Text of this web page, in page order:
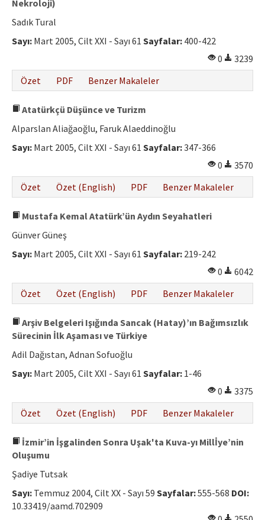
Nekroloji)
Sadık Tural
Sayı: Mart 2005, Cilt XXI - Sayı 61 Sayfalar: 400-422
0
3239
Özet
PDF Benzer Makaleler
Atatürkçü Düşünce ve Turizm
Alparslan Aliağaoğlu, Faruk Alaeddinoğlu
Sayı: Mart 2005, Cilt XXI - Sayı 61 Sayfalar:347-366
0
3570
Özet
Özet (English) PDF Benzer Makaleler
Mustafa Kemal Atatürk’ün Aydın Seyahatleri
Günver Güneş
Sayı: Mart 2005, Cilt XXI - Sayı 61 Sayfalar: 219-242
0
6042
Özet
Özet (English) PDF Benzer Makaleler
Arşiv Belgeleri Işığında Sancak (Hatay)’ın Bağımsızlık
Sürecinin İlk Aşaması ve Türkiye
Adil Dağıstan, Adnan Sofuoğlu
Sayı: Mart 2005, Cilt XXI - Sayı 61 Sayfalar: 1-46
0
3375
Özet
Özet (English) PDF Benzer Makaleler
İzmir’in İşgalinden Sonra Uşak'ta Kuva-yı Millİye’nin
Oluşumu
Şadiye Tutsak
Sayı: Temmuz 2004, Cilt XX - Sayı 59 Sayfalar:555-568 DOI:
10.33419/aamd.702909